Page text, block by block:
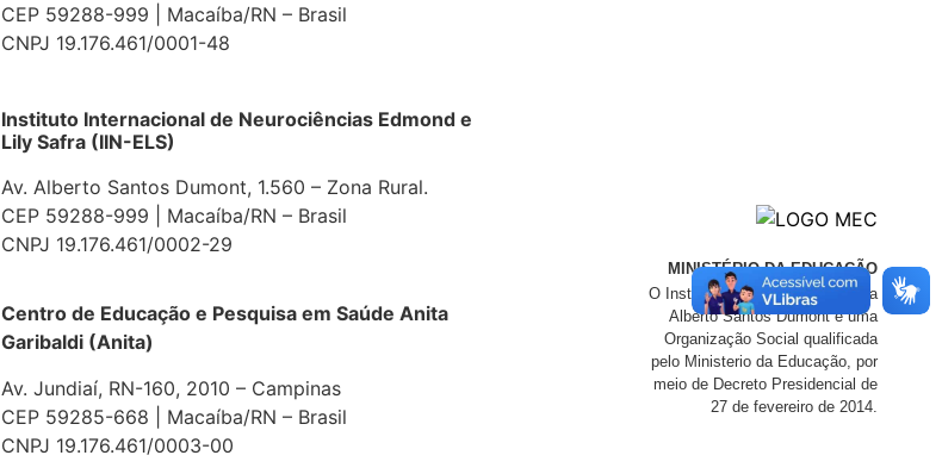
CEP 59288-999 | Macaíba/RN – Brasil
CNPJ 19.176.461/0001-48
Instituto Internacional de Neurociências Edmond e
Lily Safra (IIN-ELS)
Av. Alberto Santos Dumont, 1.560 – Zona Rural.
CEP 59288-999 | Macaíba/RN – Brasil
CNPJ 19.176.461/0002-29
Centro de Educação e Pesquisa em Saúde Anita
Garibaldi (Anita)
Av. Jundiaí, RN-160, 2010 – Campinas
CEP 59285-668 | Macaíba/RN – Brasil
CNPJ 19.176.461/0003-00
MINISTÉRIO DA EDUCAÇÃO
O Instituto de Ensino e Pesquisa
Alberto Santos Dumont é uma
Organização Social qualificada
pelo Ministerio da Educação, por
meio de Decreto Presidencial de
27 de fevereiro de 2014.